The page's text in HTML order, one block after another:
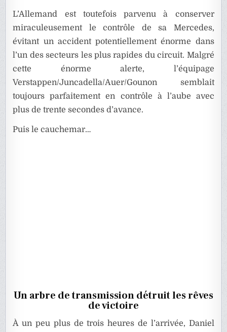
L’Allemand est toutefois parvenu à conserver
miraculeusement le contrôle de sa Mercedes,
évitant un accident potentiellement énorme dans
l’un des secteurs les plus rapides du circuit. Malgré
cette énorme alerte, l’équipage
Verstappen/Juncadella/Auer/Gounon semblait
toujours parfaitement en contrôle à l’aube avec
plus de trente secondes d’avance.
Puis le cauchemar…
Un arbre de transmission détruit les rêves
de victoire
À un peu plus de trois heures de l’arrivée, Daniel